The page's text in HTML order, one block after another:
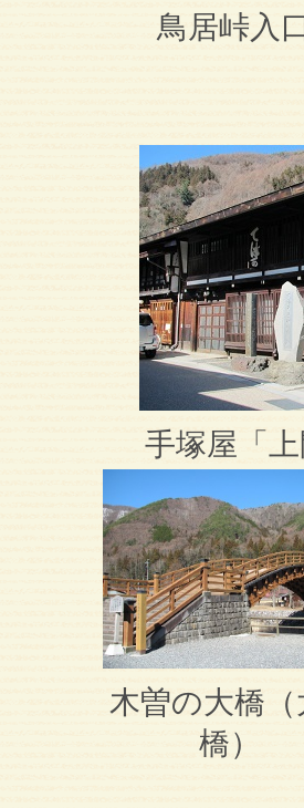
鳥居峠入
手塚屋「上
木曽の大橋（
橋）